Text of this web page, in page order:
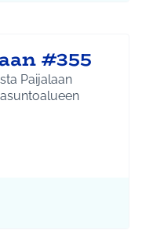
#355
Paijalaan
- Hyrylä